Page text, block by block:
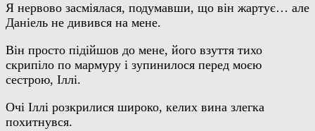
Я нервово засміялася, подумавши, що він жартує… але
Даніель не дивився на мене.
Він просто підійшов до мене, його взуття тихо
скрипіло по мармуру і зупинилося перед моєю
сестрою, Іллі.
Очі Іллі розкрилися широко, келих вина злегка
похитнувся.